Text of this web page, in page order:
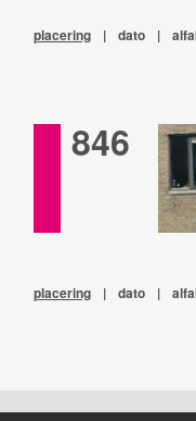
placering | dato |
846
placering | dato |